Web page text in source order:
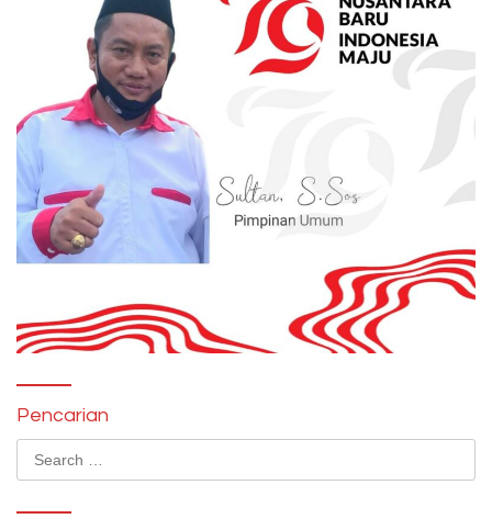
Pencarian